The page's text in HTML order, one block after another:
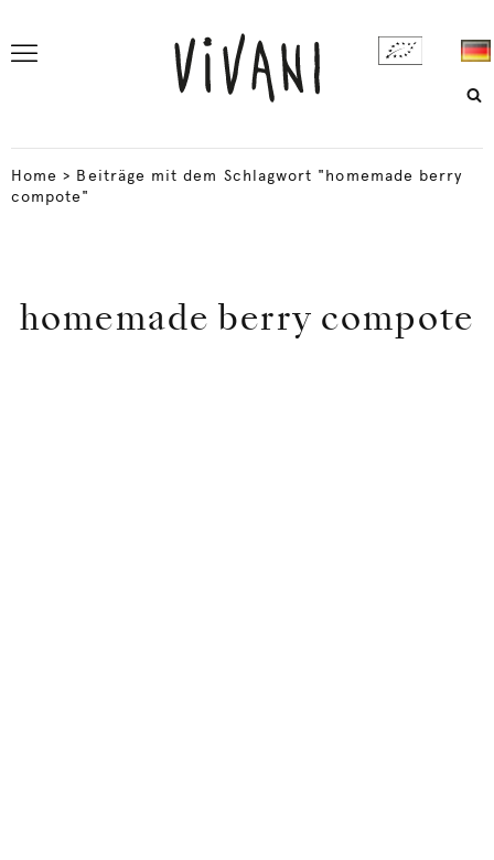
Home > Beiträge mit dem Schlagwort "homemade berry
compote"
homemade berry compote